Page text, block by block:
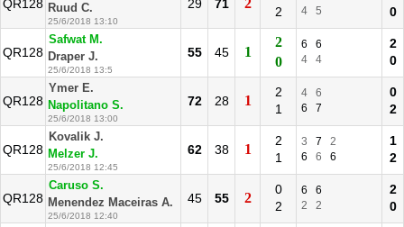
QR128 Ruud C.
25/6/2018 13:10
29 71 2
2
4
5
0
QR128
Safwat M.
Draper J.
25/6/2018 13:5
55 45 1
2
0
6
6
4
4
2
0
QR128
Ymer E.
Napolitano S.
25/6/2018 13:00
72 28 1
2
1
4
6
6
7
0
2
QR128
Kovalik J.
Melzer J.
25/6/2018 12:45
62 38 1
2
1
3 7
2
6
6 6
1
2
QR128
Caruso S.
Menendez Maceiras A.
25/6/2018 12:40
45 55 2
0
2
6
6
2
2
2
0